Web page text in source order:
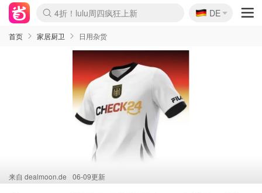
Boticinal 夏促开抢！
4折！lulu周四疯狂上新
还没结束！&OtherStories大促
Joybuy变相75折 随时失效
速领！Stanley独家85折
疑似霸哥！Camper额外叠85折
Zalando 奥莱闪促！每日更新
Moncler反季囤！5折起+叠9折
Coach Brooklyn仅€192
🇩🇪
DE
首页 家居厨卫 日用杂货
来自 dealmoon.de 06-09更新